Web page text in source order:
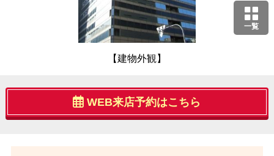
一覧
【建物外観】
WEB来店予約はこちら